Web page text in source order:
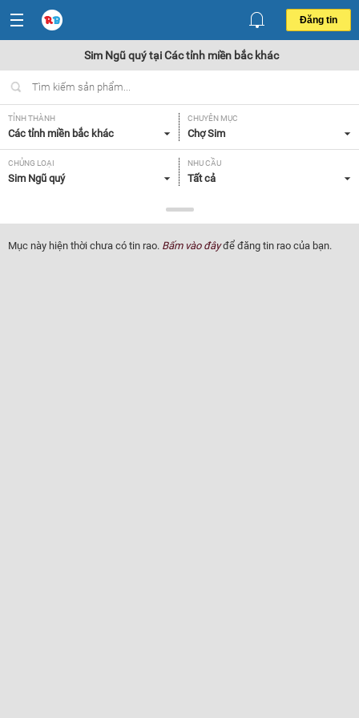
Đăng tin
Sim Ngũ quý tại Các tỉnh miền bắc khác
TỈNH THÀNH
Các tỉnh miền bắc khác
CHUYÊN MỤC
Chợ Sim
CHỦNG LOẠI
Sim Ngũ quý
NHU CẦU
Tất cả
Tất cả
Mục này hiện thời chưa có tin rao. Bấm vào đâyđể đăng tin rao của bạn.